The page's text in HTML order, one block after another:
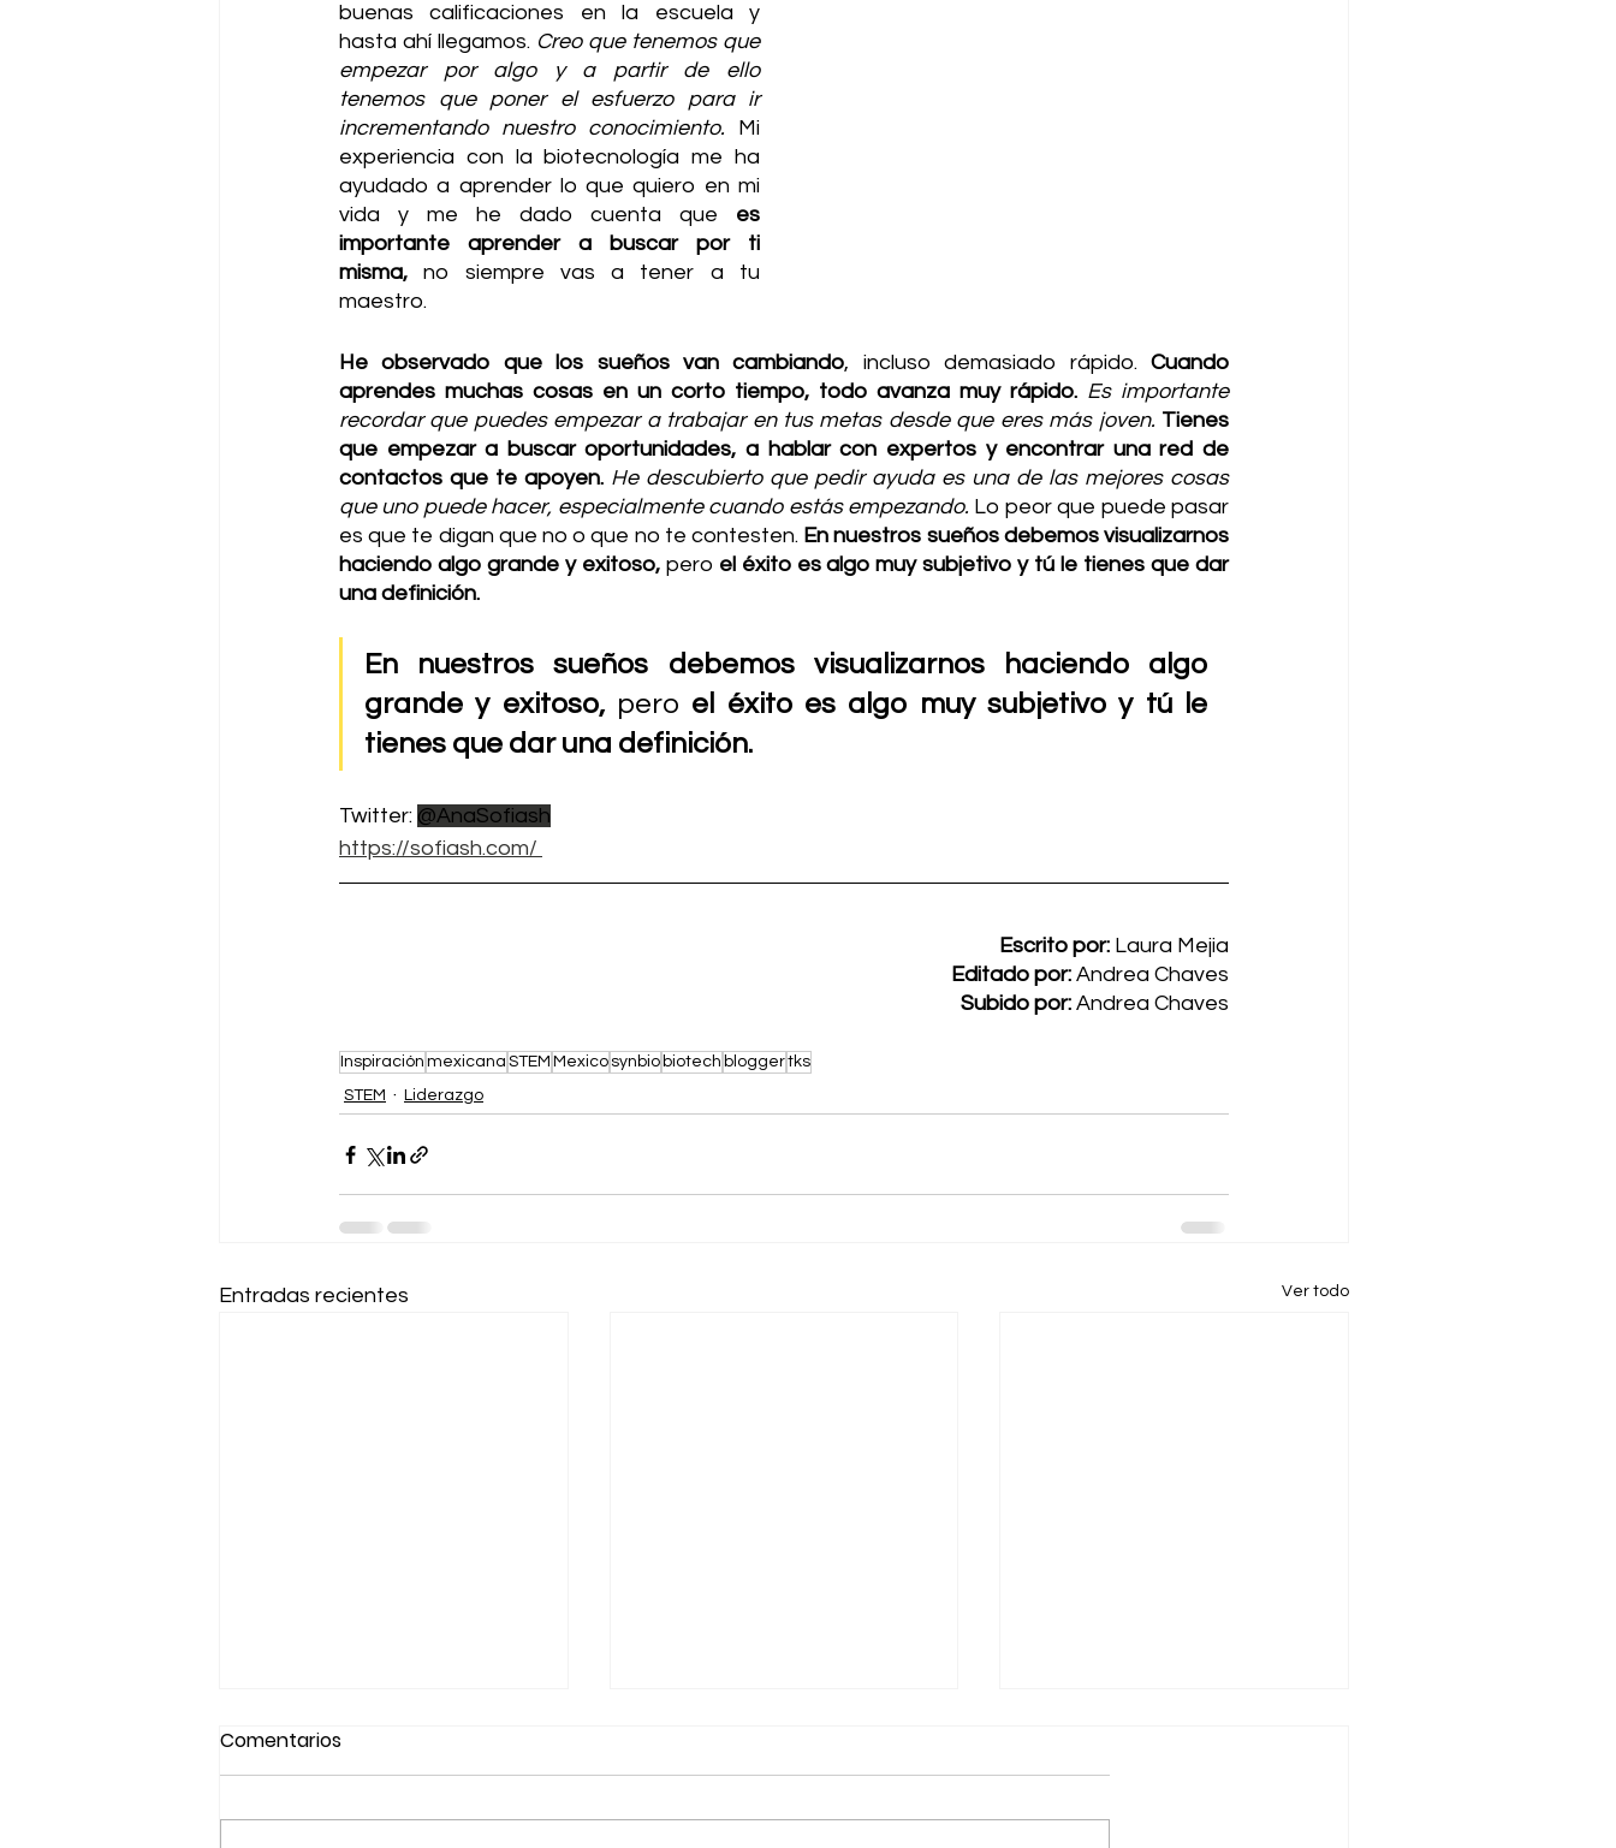
buenas calificaciones en la escuela y
hasta ahí llegamos. Creo que tenemos que
empezar por algo y a partir de ello
tenemos que poner el esfuerzo para ir
incrementando nuestro conocimiento. Mi
experiencia con la biotecnología me ha
ayudado a aprender lo que quiero en mi
vida y me he dado cuenta que es
importante aprender a buscar por ti
misma, no siempre vas a tener a tu
maestro.
He observado que los sueños van cambiando, incluso demasiado rápido. Cuando
aprendes muchas cosas en un corto tiempo, todo avanza muy rápido. Es importante
recordar que puedes empezar a trabajar en tus metas desde que eres más joven. Tienes
que empezar a buscar oportunidades, a hablar con expertos y encontrar una red de
contactos que te apoyen. He descubierto que pedir ayuda es una de las mejores cosas
que uno puede hacer, especialmente cuando estás empezando. Lo peor que puede pasar
es que te digan que no o que no te contesten. En nuestros sueños debemos visualizarnos
haciendo algo grande y exitoso, pero el éxito es algo muy subjetivo y tú le tienes que dar
una definición.
En nuestros sueños debemos visualizarnos haciendo algo
grande y exitoso, pero el éxito es algo muy subjetivo y tú le
tienes que dar una definición.
Twitter: @AnaSofiash
https://sofiash.com/
Escrito por: Laura Mejia
Editado por: Andrea Chaves
Subido por: Andrea Chaves
Inspiración mexicana STEM Mexico synbio biotech bloggertks
STEM
Liderazgo
Entradas recientes Ver todo
Comentarios